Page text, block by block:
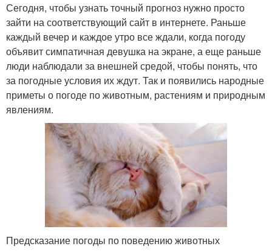
Сегодня, чтобы узнать точный прогноз нужно просто
зайти на соответствующий сайт в интернете. Раньше
каждый вечер и каждое утро все ждали, когда погоду
объявит симпатичная девушка на экране, а еще раньше
люди наблюдали за внешней средой, чтобы понять, что
за погодные условия их ждут. Так и появились народные
приметы о погоде по животным, растениям и природным
явлениям.
Предсказание погоды по поведению животных